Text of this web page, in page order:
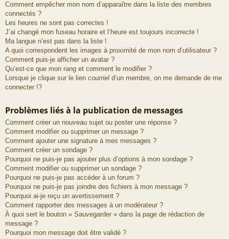
Comment empêcher mon nom d’apparaître dans la liste des membres
connectés ?
Les heures ne sont pas correctes !
J’ai changé mon fuseau horaire et l’heure est toujours incorrecte !
Ma langue n’est pas dans la liste !
A quoi correspondent les images à proximité de mon nom d’utilisateur ?
Comment puis-je afficher un avatar ?
Qu’est-ce que mon rang et comment le modifier ?
Lorsque je clique sur le lien courriel d’un membre, on me demande de me
connecter !?
Problèmes liés à la publication de messages
Comment créer un nouveau sujet ou poster une réponse ?
Comment modifier ou supprimer un message ?
Comment ajouter une signature à mes messages ?
Comment créer un sondage ?
Pourquoi ne puis-je pas ajouter plus d’options à mon sondage ?
Comment modifier ou supprimer un sondage ?
Pourquoi ne puis-je pas accéder à un forum ?
Pourquoi ne puis-je pas joindre des fichiers à mon message ?
Pourquoi ai-je reçu un avertissement ?
Comment rapporter des messages à un modérateur ?
À quoi sert le bouton « Sauvegarder » dans la page de rédaction de
message ?
Pourquoi mon message doit être validé ?